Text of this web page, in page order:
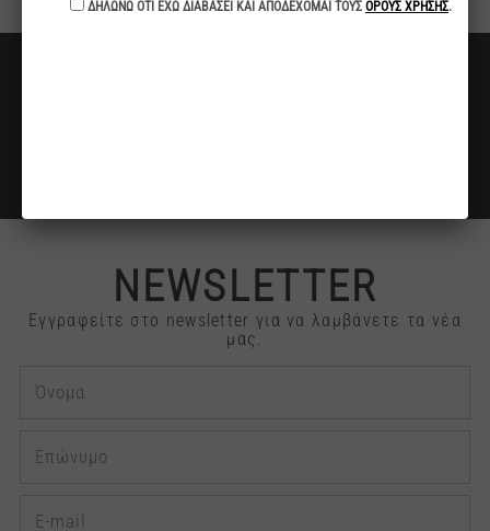
NEWSLETTER
Εγγραφείτε στο newsletter για να λαμβάνετε τα νέα
μας.